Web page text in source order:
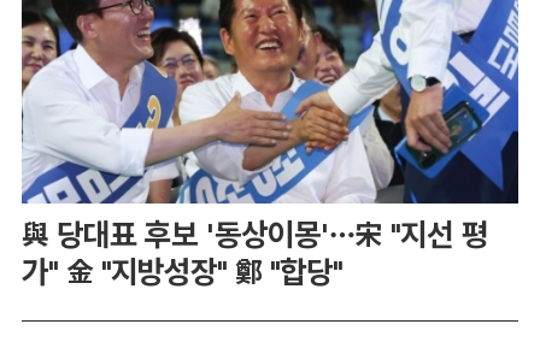
與 당대표 후보 '동상이몽'…宋 "지선 평
가" 金 "지방성장" 鄭 "합당"